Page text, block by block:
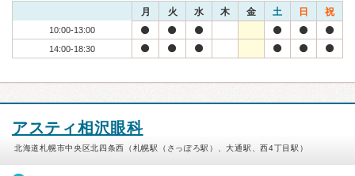
月 火 水 木 金 土 日 祝
10:00-13:00
14:00-18:30
アスティ相沢眼科
北海道札幌市中央区北四条西（札幌駅（さっぽろ駅）、大通駅、西4丁目駅）